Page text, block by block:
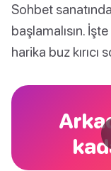
Sohbet
başlamalısın.
harika buz kırıcı